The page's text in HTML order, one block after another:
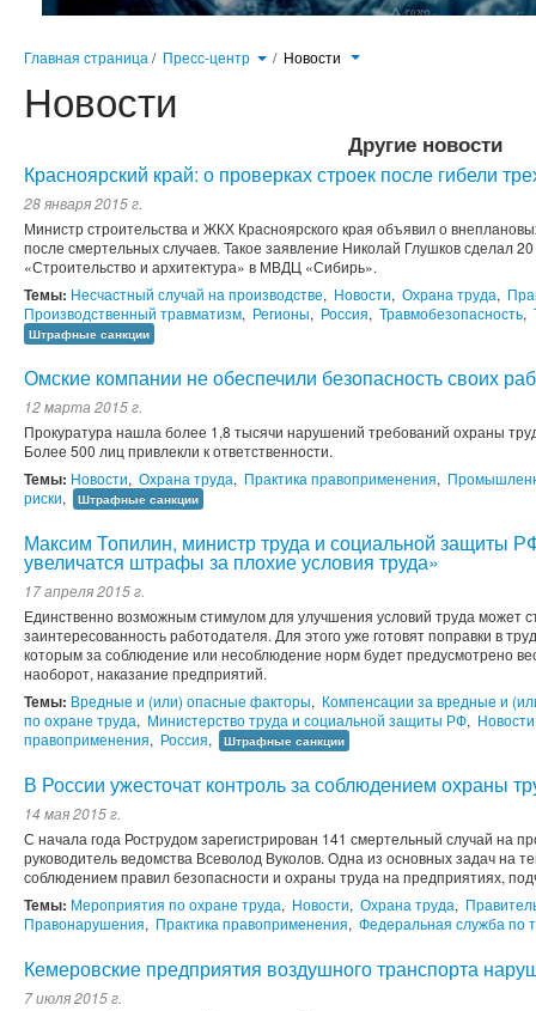
Главная страница / Пресс-центр / Новости
Новости
Другие новости
Красноярский край: о проверках строек после гибели
28 января 2015 г.
Министр строительства и ЖКХ Красноярского края объявил о
после смертельных случаев. Такое заявление Николай Глушков сделал
«Строительство и архитектура» в МВДЦ «Сибирь».
Темы: Несчастный случай на производстве, Новости, Охрана труда,
Производственный травматизм, Регионы, Россия, Травмобезопасность,
Штрафные санкции
Омские компании не обеспечили безопасность своих
12 марта 2015 г.
Прокуратура нашла более 1,8 тысячи нарушений требований охраны
Более 500 лиц привлекли к ответственности.
Темы: Новости, Охрана труда, Практика правоприменения,
риски, Штрафные санкции
Максим Топилин, министр труда и социальной защиты
увеличатся штрафы за плохие условия труда»
17 апреля 2015 г.
Единственно возможным стимулом для улучшения условий труда может
заинтересованность работодателя. Для этого уже готовят поправки в
которым за соблюдение или несоблюдение норм будет предусмотрено
наоборот, наказание предприятий.
Темы: Вредные и (или) опасные факторы, Компенсации за вредные и
по охране труда, Министерство труда и социальной защиты РФ, Новости
правоприменения, Россия, Штрафные санкции
В России ужесточат контроль за соблюдением охраны
14 мая 2015 г.
С начала года Рострудом зарегистрирован 141 смертельный случай на
руководитель ведомства Всеволод Вуколов. Одна из основных задач на
соблюдением правил безопасности и охраны труда на предприятиях,
Темы: Мероприятия по охране труда, Новости, Охрана труда,
Правонарушения, Практика правоприменения, Федеральная служба по
Кемеровские предприятия воздушного транспорта
7 июля 2015 г.